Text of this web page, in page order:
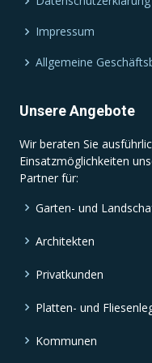
Impressum
Allgemeine
Unsere Angebote
Wir beraten Sie
Einsatzmöglichkeiten
Partner für:
Garten- und
Architekten
Privatkunden
Platten- und
Kommunen